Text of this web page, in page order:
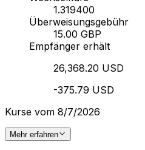
1.319400
Überweisungsgebühr
15.00 GBP
Empfänger erhält
26,368.20 USD
-375.79 USD
Kurse vom 8/7/2026
Mehr erfahren